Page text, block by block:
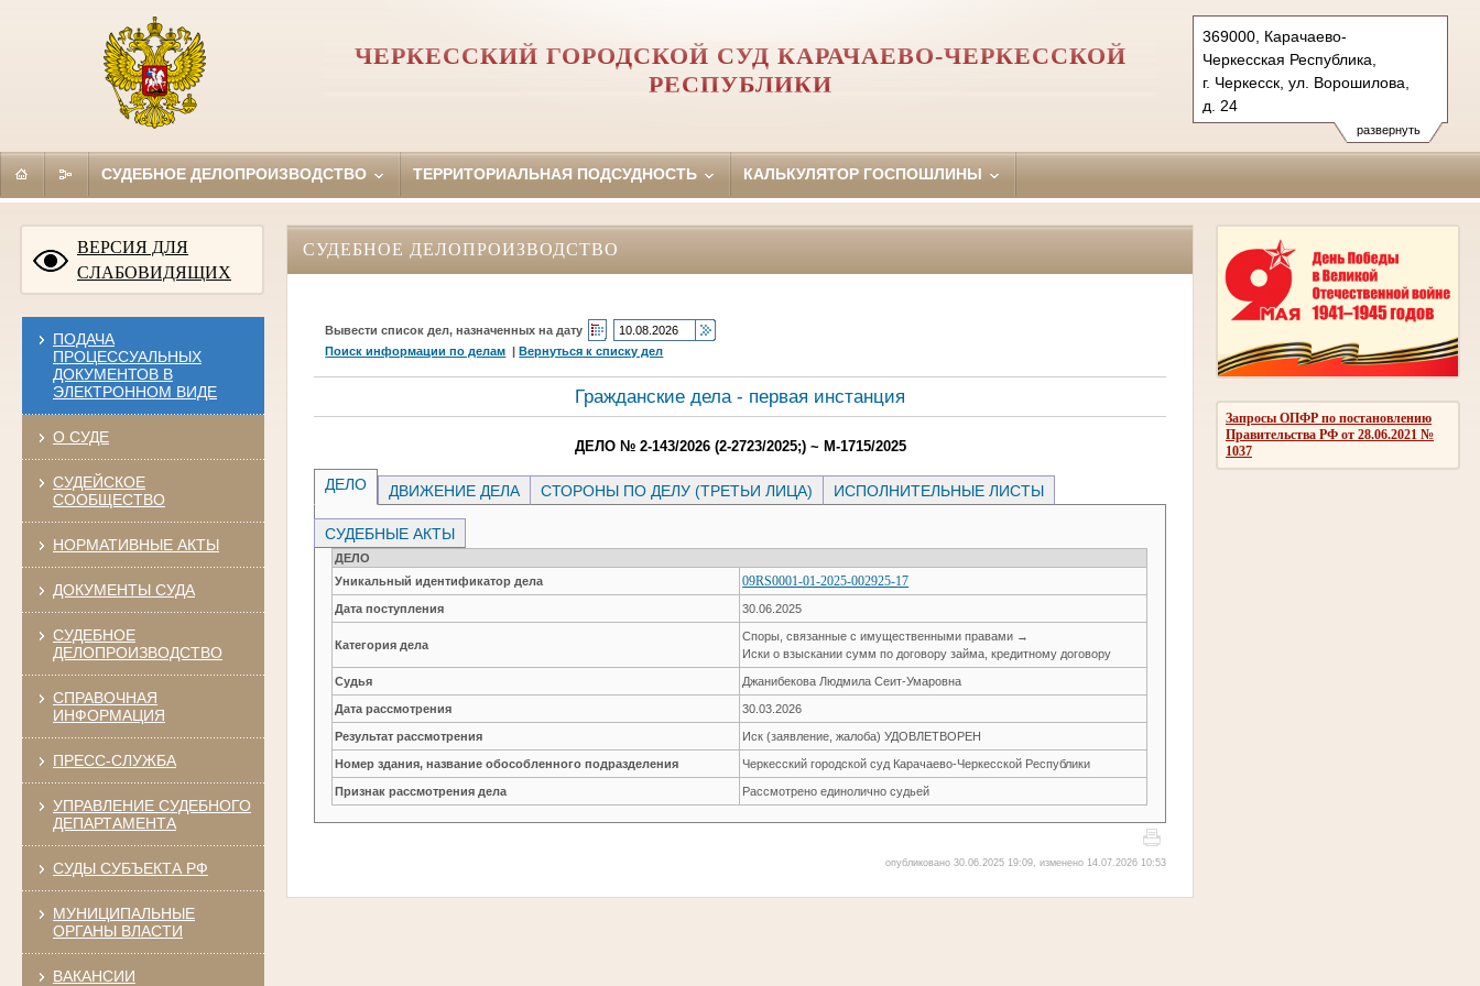
развернуть
369000, Карачаево-
Черкесская Республика,
г. Черкесск, ул. Ворошилова,
д. 24
Тел.: (8782) 26-35-06
cherkessky.kchr@sudrf.ru
ЧЕРКЕССКИЙ ГОРОДСКОЙ СУД КАРАЧАЕВО-ЧЕРКЕССКОЙ
РЕСПУБЛИКИ
СУДЕБНОЕ ДЕЛОПРОИЗВОДСТВО ТЕРРИТОРИАЛЬНАЯ ПОДСУДНОСТЬ КАЛЬКУЛЯТОР ГОСПОШЛИНЫ
ВЕРСИЯ ДЛЯ
СЛАБОВИДЯЩИХ
ПОДАЧА
ПРОЦЕССУАЛЬНЫХ
ДОКУМЕНТОВ В
ЭЛЕКТРОННОМ ВИДЕ
О СУДЕ
СУДЕЙСКОЕ
СООБЩЕСТВО
НОРМАТИВНЫЕ АКТЫ
ДОКУМЕНТЫ СУДА
СУДЕБНОЕ
ДЕЛОПРОИЗВОДСТВО
СПРАВОЧНАЯ
ИНФОРМАЦИЯ
ПРЕСС-СЛУЖБА
УПРАВЛЕНИЕ СУДЕБНОГО
ДЕПАРТАМЕНТА
СУДЫ СУБЪЕКТА РФ
МУНИЦИПАЛЬНЫЕ
ОРГАНЫ ВЛАСТИ
ВАКАНСИИ
Запросы ОПФР по постановлению
Правительства РФ от 28.06.2021 №
1037
СУДЕБНОЕ ДЕЛОПРОИЗВОДСТВО
Вывести список дел, назначенных на дату
Поиск информации по делам |Вернуться к списку дел
Гражданские дела - первая инстанция
ДЕЛО № 2-143/2026 (2-2723/2025;) ~ М-1715/2025
ДЕЛО ДВИЖЕНИЕ ДЕЛА СТОРОНЫ ПО ДЕЛУ (ТРЕТЬИ ЛИЦА) ИСПОЛНИТЕЛЬНЫЕ ЛИСТЫ
СУДЕБНЫЕ АКТЫ
ДЕЛО
Уникальный идентификатор дела
09RS0001-01-2025-002925-17
Дата поступления 30.06.2025
Категория дела
Споры, связанные с имущественными правами →
Иски о взыскании сумм по договору займа, кредитному договору
Судья Джанибекова Людмила Сеит-Умаровна
Дата рассмотрения 30.03.2026
Результат рассмотрения Иск (заявление, жалоба) УДОВЛЕТВОРЕН
Номер здания, название обособленного подразделения Черкесский городской суд Карачаево-Черкесской Республики
Признак рассмотрения дела Рассмотрено единолично судьей
опубликовано 30.06.2025 19:09, изменено 14.07.2026 10:53